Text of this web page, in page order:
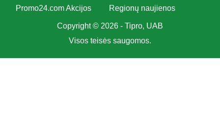
Promo24.com Akcijos Regionų naujienos
Copyright © 2026 - Tipro, UAB
Visos teisės saugomos.